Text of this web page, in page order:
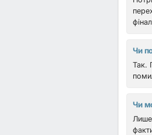
Чи
Так.
Чи
Лише